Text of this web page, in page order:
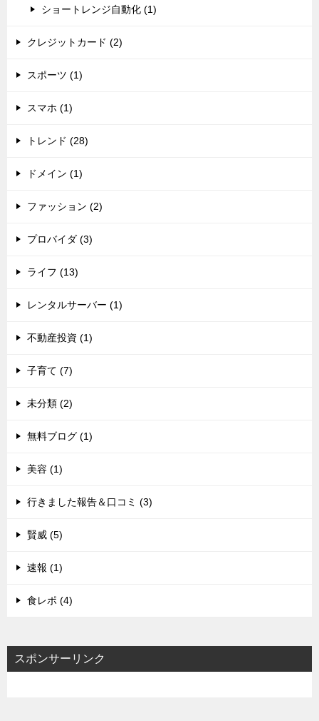
ショートレンジ自動化 (1)
クレジットカード (2)
スポーツ (1)
スマホ (1)
トレンド (28)
ドメイン (1)
ファッション (2)
プロバイダ (3)
ライフ (13)
レンタルサーバー (1)
不動産投資 (1)
子育て (7)
未分類 (2)
無料ブログ (1)
美容 (1)
行きました報告＆口コミ (3)
賢威 (5)
速報 (1)
食レポ (4)
スポンサーリンク